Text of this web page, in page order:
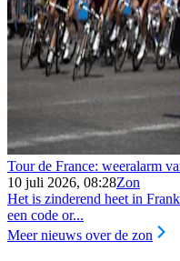
Tour de France: weeralarm
10 juli 2026, 08:28Zon
Het is zinderend heet in
een code or...
Meer nieuws over de zon